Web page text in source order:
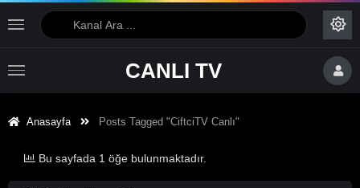
CANLI TV
Anasayfa Posts Tagged "CiftciTV Canlı"
Bu sayfada 1 öğe bulunmaktadır.